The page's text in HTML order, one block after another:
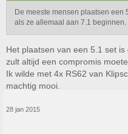
De meeste mensen plaatsen een
als ze allemaal aan 7.1 beginnen.
Het plaatsen van een 5.1 set
zult altijd een compromis
Ik wilde met 4x RS62 van
machtig mooi.
28 jan 2015